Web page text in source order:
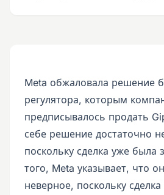
Meta обжаловала решение
регулятора, которым
предписывалось продать
себе решение достаточно
поскольку сделка уже была
того, Meta указывает, что
неверное, поскольку